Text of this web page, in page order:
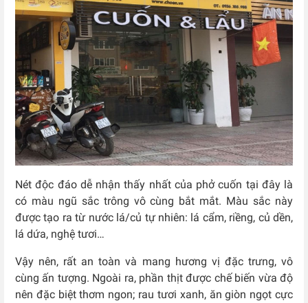
Nét độc đáo dễ nhận thấy nhất của phở cuốn tại đây là
có màu ngũ sắc trông vô cùng bắt mắt. Màu sắc này
được tạo ra từ nước lá/củ tự nhiên: lá cẩm, riềng, củ dền,
lá dứa, nghệ tươi…
Vậy nên, rất an toàn và mang hương vị đặc trưng, vô
cùng ấn tượng. Ngoài ra, phần thịt được chế biến vừa độ
nên đặc biệt thơm ngon; rau tươi xanh, ăn giòn ngọt cực